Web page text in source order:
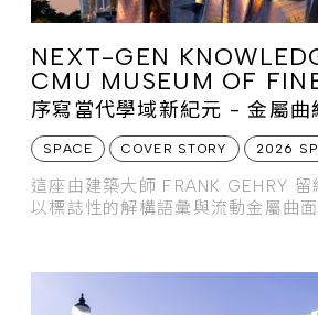
NEXT-GEN
CMU MUSEUM OF
序寫當代學域新紀元 - 金屬曲
SPACE COVER STORY 2026
這座由建築大師 FRANK GEHRY 留
以標誌性的解構語彙與流動金屬曲